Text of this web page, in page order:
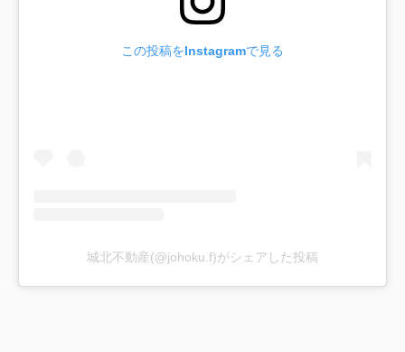
この投稿をInstagramで見る
城北不動産(@johoku.f)がシェアした投稿